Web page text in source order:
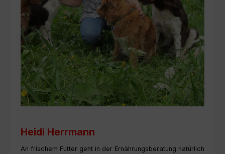
Heidi Herrmann
An frischem Futter geht in der Ernährungsberatung natürlich